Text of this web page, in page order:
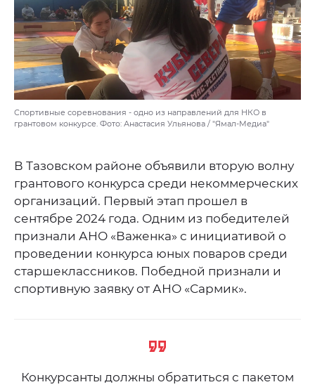
Спортивные соревнования - одно из направлений для НКО в
грантовом конкурсе. Фото: Анастасия Ульянова / "Ямал-Медиа"
В Тазовском районе объявили вторую волну
грантового конкурса среди некоммерческих
организаций. Первый этап прошел в
сентябре 2024 года. Одним из победителей
признали АНО «Важенка» с инициативой о
проведении конкурса юных поваров среди
старшеклассников. Победной признали и
спортивную заявку от АНО «Сармик».
Конкурсанты должны обратиться с пакетом